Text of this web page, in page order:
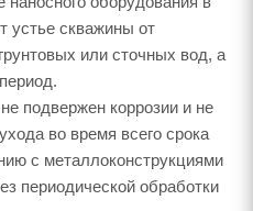
устье скважины от
или сточных вод, а
подвержен коррозии и не
во время всего срока
с металлоконструкциями
периодической обработки